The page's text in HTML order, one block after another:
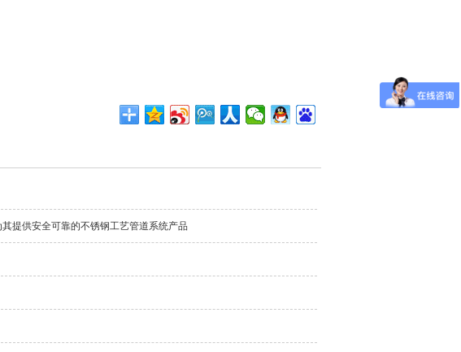
提供安全可靠的不锈钢工艺管道系统产品